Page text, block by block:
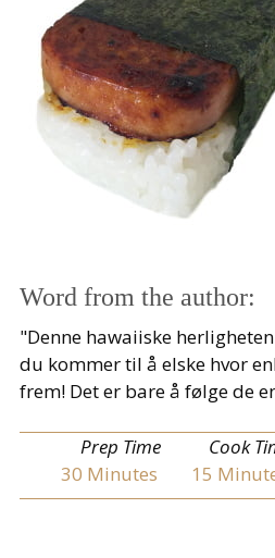
Word from the author:
"Denne hawaiiske
du kommer til å elske hvor
frem! Det er bare å følge de
Prep Time
30 Minutes
Cook
15